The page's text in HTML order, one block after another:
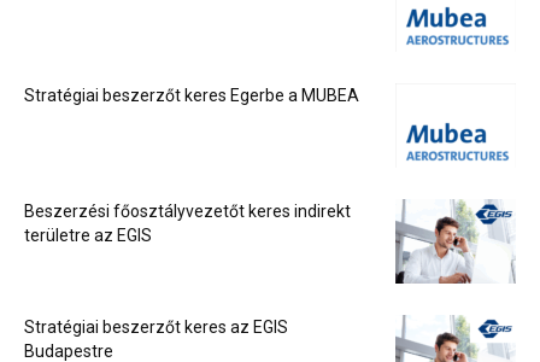
Stratégiai beszerzőt keres Egerbe a MUBEA
Beszerzési főosztályvezetőt keres indirekt
területre az EGIS
Stratégiai beszerzőt keres az EGIS
Budapestre